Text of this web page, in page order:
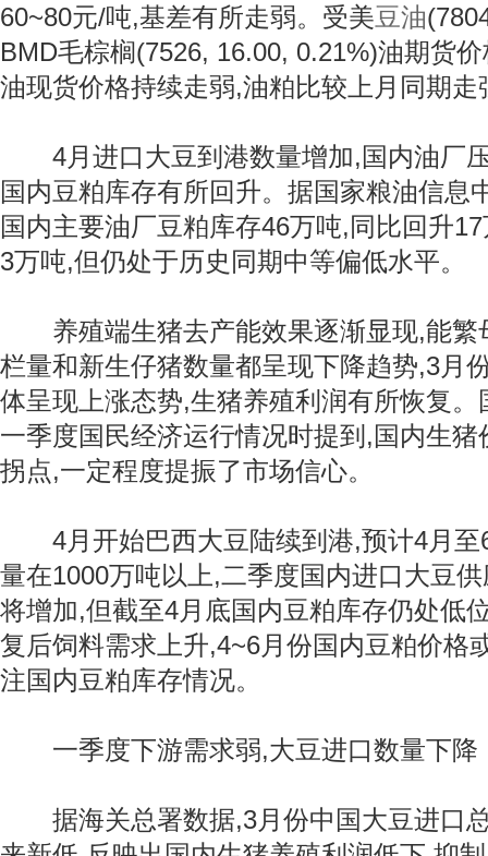
60~80元/吨,基差有所走弱。受美豆油
BMD毛棕榈(7526, 16.00, 0.21%)油期货
油现货价格持续走弱,油粕比较上月同期走
4月进口大豆到港数量增加,国内油厂
国内豆粕库存有所回升。据国家粮油信息
国内主要油厂豆粕库存46万吨,同比回升
3万吨,但仍处于历史同期中等偏低水平。
养殖端生猪去产能效果逐渐显现,能繁
栏量和新生仔猪数量都呈现下降趋势,3月
体呈现上涨态势,生猪养殖利润有所恢复
一季度国民经济运行情况时提到,国内生
拐点,一定程度提振了市场信心。
4月开始巴西大豆陆续到港,预计4月至
量在1000万吨以上,二季度国内进口大豆
将增加,但截至4月底国内豆粕库存仍处低
复后饲料需求上升,4~6月份国内豆粕价格
注国内豆粕库存情况。
一季度下游需求弱,大豆进口数量下降
据海关总署数据,3月份中国大豆进口